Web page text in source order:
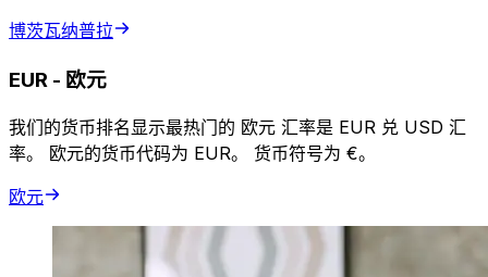
博茨瓦纳普拉
EUR - 欧元
我们的货币排名显示最热门的 欧元 汇率是 EUR 兑 USD 汇
率。 欧元的货币代码为 EUR。 货币符号为 €。
欧元